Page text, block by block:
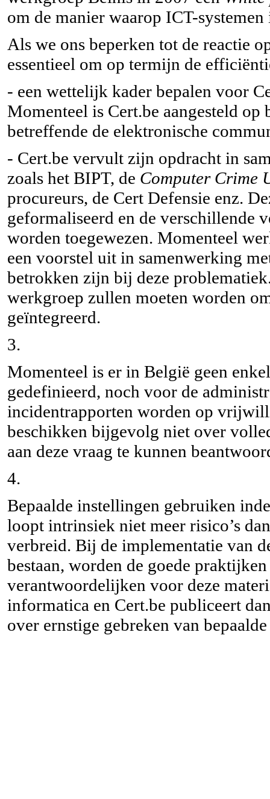
om de manier waarop ICT-
Als we ons beperken tot de reactie
essentieel om op termijn de
- een wettelijk kader bepalen voor
Momenteel is Cert.be aangesteld
betreffende de elektronische
- Cert.be vervult zijn opdracht in
zoals het BIPT, de Computer Crime
procureurs, de Cert Defensie enz.
geformaliseerd en de verschillende
worden toegewezen. Momenteel
een voorstel uit in samenwerking
betrokken zijn bij deze
werkgroep zullen moeten worden
geïntegreerd.
3.
Momenteel is er in België geen
gedefinieerd, noch voor de
incidentrapporten worden op
beschikken bijgevolg niet over
aan deze vraag te kunnen
4.
Bepaalde instellingen gebruiken
loopt intrinsiek niet meer risico’s
verbreid. Bij de implementatie van
bestaan, worden de goede
verantwoordelijken voor deze
informatica en Cert.be publiceert
over ernstige gebreken van